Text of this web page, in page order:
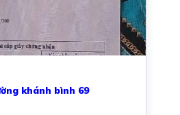
khánh bình 69